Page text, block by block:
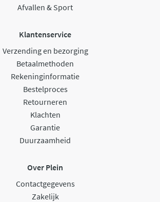
Afvallen & Sport
Klantenservice
Verzending en bezorging
Betaalmethoden
Rekeninginformatie
Bestelproces
Retourneren
Klachten
Garantie
Duurzaamheid
Over Plein
Contactgegevens
Zakelijk